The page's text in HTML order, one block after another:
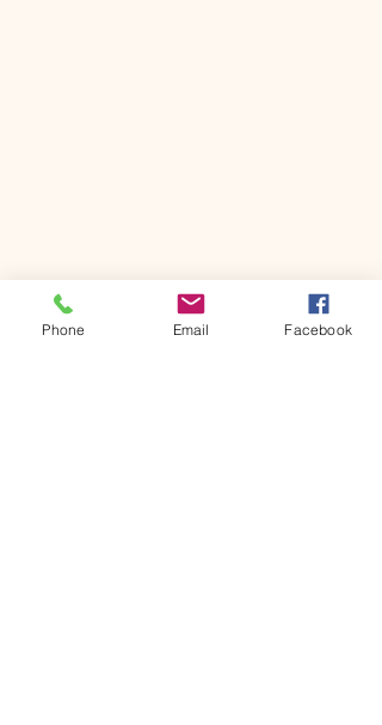
Phone Email Facebook